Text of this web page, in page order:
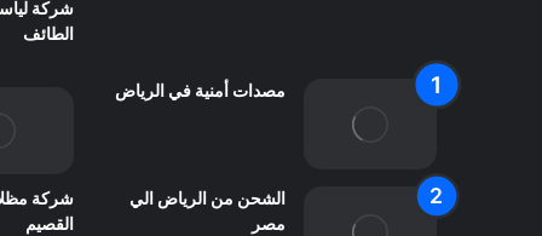
مصدات أمنية في الرياض
الشحن من الرياض الي
مصر
شركة
الطائف
شركة
القصيم